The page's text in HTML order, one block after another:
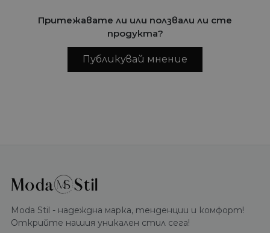
Притежавате ли или ползвали ли сте
продукта?
Публикувай мнение
Moda Stil - надеждна марка, тенденции и комфорт!
Открийте нашия уникален стил сега!